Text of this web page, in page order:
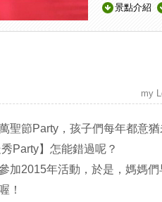
景點介紹
my
聖節Party，孩子們每年都意
Party】怎能錯過呢？
加2015年活動，於是，媽媽
！